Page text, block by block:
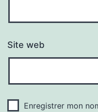
Site web
Enregistrer mon